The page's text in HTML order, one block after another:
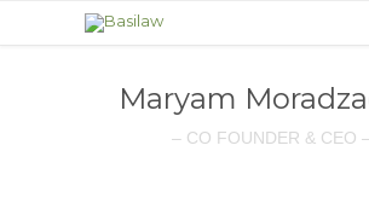
Maryam
– CO FOUNDER & CEO